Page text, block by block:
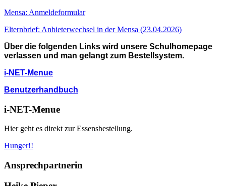
Mensa: Anmeldeformular
Elternbrief: Anbieterwechsel in der Mensa (23.04.2026)
Über die folgenden Links wird unsere Schulhomepage
verlassen und man gelangt zum Bestellsystem.
i-NET-Menue
Benutzerhandbuch
i-NET-Menue
Hier geht es direkt zur Essensbestellung.
Hunger!!
Ansprechpartnerin